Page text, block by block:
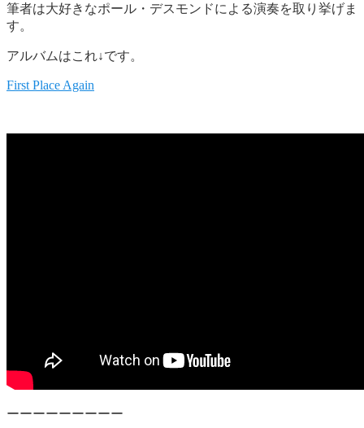
筆者は大好きなポール・デスモンドによる演奏を取り挙げま
す。
アルバムはこれ↓です。
First Place Again
ーーーーーーーーー